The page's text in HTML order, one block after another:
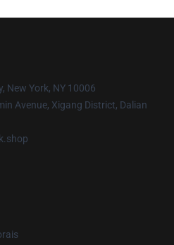
New York, NY 10006
Avenue, Xigang District, Dalian